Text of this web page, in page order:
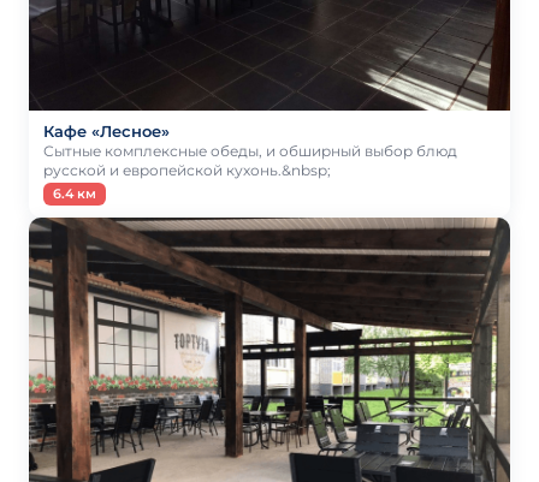
Кафе «Лесное»
Сытные комплексные обеды, и обширный выбор блюд
русской и европейской кухонь.&nbsp;
6.4 км